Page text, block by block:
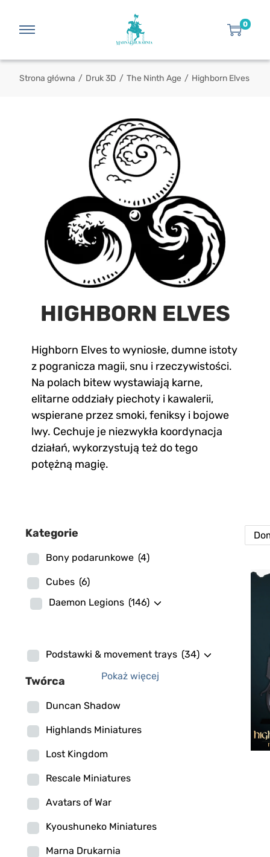
0
Strona główna / Druk 3D / The Ninth Age / Highborn Elves
HIGHBORN ELVES
Highborn Elves to wyniosłe, dumne istoty
z pogranicza magii, snu i rzeczywistości.
Na polach bitew wystawiają karne,
elitarne oddziały piechoty i kawalerii,
wspierane przez smoki, feniksy i bojowe
lwy. Cechuje je niezwykła koordynacja
działań, wykorzystują też do tego
potężną magię.
Kategorie
Bony podarunkowe (4)
Cubes (6)
Daemon Legions (146)
Podstawki & movement trays (34)
Pokaż więcej
Twórca
Duncan Shadow
Highlands Miniatures
Lost Kingdom
Rescale Miniatures
Avatars of War
Kyoushuneko Miniatures
Marna Drukarnia